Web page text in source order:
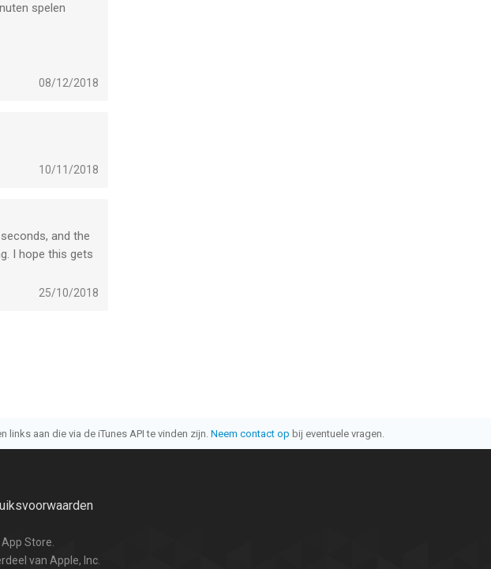
spelen
08/12/2018
10/11/2018
and the
I hope this gets
25/10/2018
aan die via de iTunes API te vinden zijn. Neem contact op bij eventuele vragen.
Store.
van Apple, Inc.